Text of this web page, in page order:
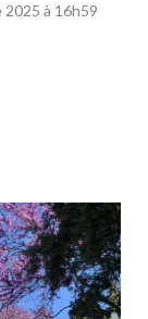
2025 à 16h59